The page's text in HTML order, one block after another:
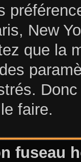
New
que la
faire.
fuseau